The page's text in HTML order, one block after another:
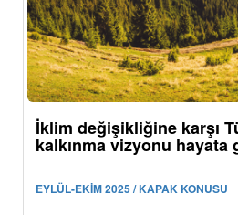
İklim değişikliğine karşı
kalkınma vizyonu hayata
EYLÜL-EKİM 2025 / KAPAK KONUSU